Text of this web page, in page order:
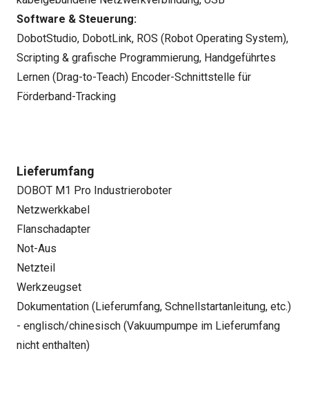
Software & Steuerung:
DobotStudio, DobotLink, ROS (Robot Operating System),
Scripting & grafische Programmierung, Handgeführtes
Lernen (Drag-to-Teach) Encoder-Schnittstelle für
Förderband-Tracking
Lieferumfang
DOBOT M1 Pro Industrieroboter
Netzwerkkabel
Flanschadapter
Not-Aus
Netzteil
Werkzeugset
Dokumentation (Lieferumfang, Schnellstartanleitung, etc.)
- englisch/chinesisch (Vakuumpumpe im Lieferumfang
nicht enthalten)